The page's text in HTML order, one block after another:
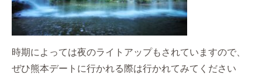
時期によっては夜のライトアップもされていますので、
ぜひ熊本デートに行かれる際は行かれてみてください